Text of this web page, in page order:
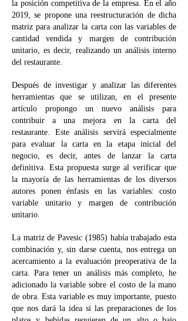
la posición competitiva de la empresa. En el año
2019, se propone una reestructuración de dicha
matriz para analizar la carta con las variables de
cantidad vendida y margen de contribución
unitario, es decir, realizando un análisis interno
del restaurante.
Después de investigar y analizar las diferentes
herramientas que se utilizan, en el presente
artículo propongo un nuevo análisis para
contribuir a una mejora en la carta del
restaurante. Este análisis servirá especialmente
para evaluar la carta en la etapa inicial del
negocio, es decir, antes de lanzar la carta
definitiva. Esta propuesta surge al verificar que
la mayoría de las herramientas de los diversos
autores ponen énfasis en las variables: costo
variable unitario y margen de contribución
unitario.
La matriz de Pavesic (1985) había trabajado esta
combinación y, sin darse cuenta, nos entrega un
acercamiento a la evaluación preoperativa de la
carta. Para tener un análisis más completo, he
adicionado la variable sobre el costo de la mano
de obra. Esta variable es muy importante, puesto
que nos dará la idea si las preparaciones de los